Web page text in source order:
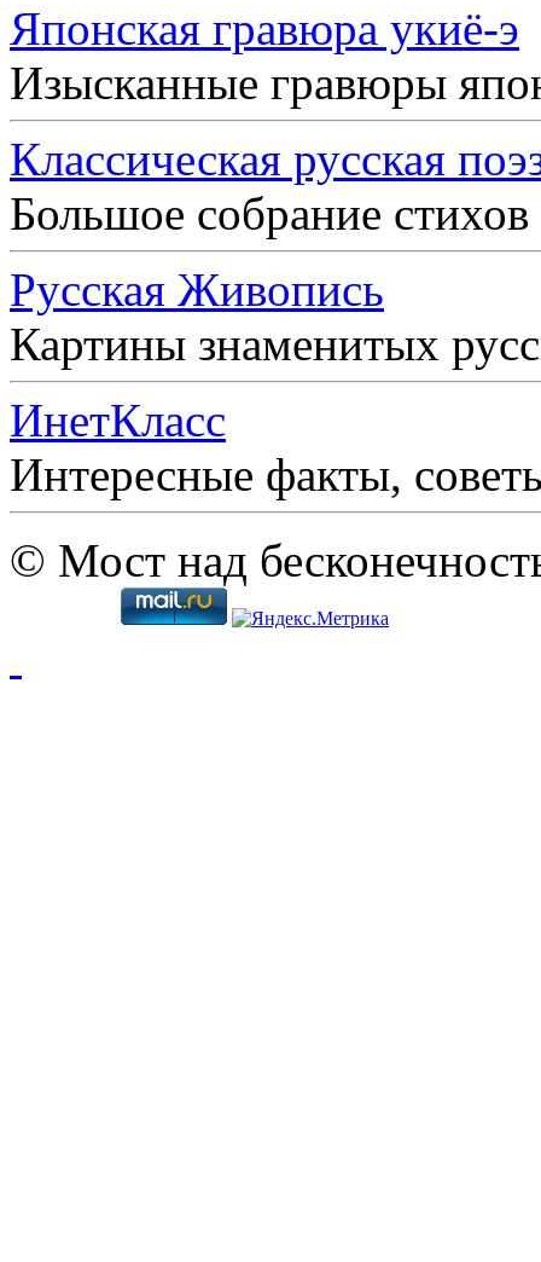
Японская гравюра укиё-э
Изысканные гравюры
Классическая русская
Большое собрание
Русская Живопись
Картины знаменитых
ИнетКласс
Интересные факты,
© Мост над